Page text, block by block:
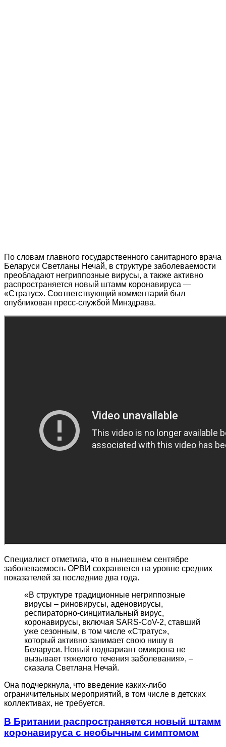
По словам главного государственного санитарного врача
Беларуси Светланы Нечай, в структуре заболеваемости
преобладают негриппозные вирусы, а также активно
распространяется новый штамм коронавируса —
«Стратус». Соответствующий комментарий был
опубликован пресс-службой Минздрава.
Специалист отметила, что в нынешнем сентябре
заболеваемость ОРВИ сохраняется на уровне средних
показателей за последние два года.
«В структуре традиционные негриппозные
вирусы – риновирусы, аденовирусы,
респираторно-синцитиальный вирус,
коронавирусы, включая SARS-CoV-2, ставший
уже сезонным, в том числе «Стратус»,
который активно занимает свою нишу в
Беларуси. Новый подвариант омикрона не
вызывает тяжелого течения заболевания», –
сказала Светлана Нечай.
Она подчеркнула, что введение каких-либо
ограничительных мероприятий, в том числе в детских
коллективах, не требуется.
В Британии распространяется новый штамм
коронавируса с необычным симптомом